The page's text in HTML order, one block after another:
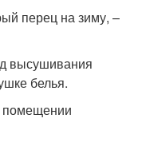
перец на зиму, –
высушивания
белья.
помещении